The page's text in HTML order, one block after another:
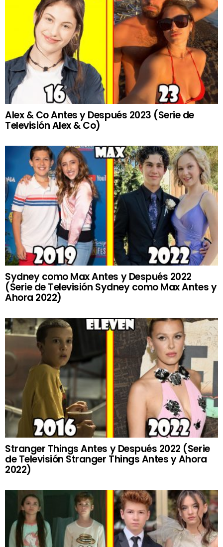
Alex & Co Antes y Después 2023 (Serie de
Televisión Alex & Co)
Sydney como Max Antes y Después 2022
(Serie de Televisión Sydney como Max Antes y
Ahora 2022)
Stranger Things Antes y Después 2022 (Serie
de Televisión Stranger Things Antes y Ahora
2022)